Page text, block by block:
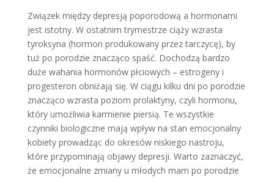
Związek między depresją poporodową a hormonami
jest istotny. W ostatnim trymestrze ciąży wzrasta
tyroksyna (hormon produkowany przez tarczycę), by
tuż po porodzie znacząco spaść. Dochodzą bardzo
duże wahania hormonów płciowych – estrogeny i
progesteron obniżają się. W ciągu kilku dni po porodzie
znacząco wzrasta poziom prolaktyny, czyli hormonu,
który umożliwia karmienie piersią. Te wszystkie
czynniki biologiczne mają wpływ na stan emocjonalny
kobiety prowadząc do okresów niskiego nastroju,
które przypominają objawy depresji. Warto zaznaczyć,
że emocjonalne zmiany u młodych mam po porodzie